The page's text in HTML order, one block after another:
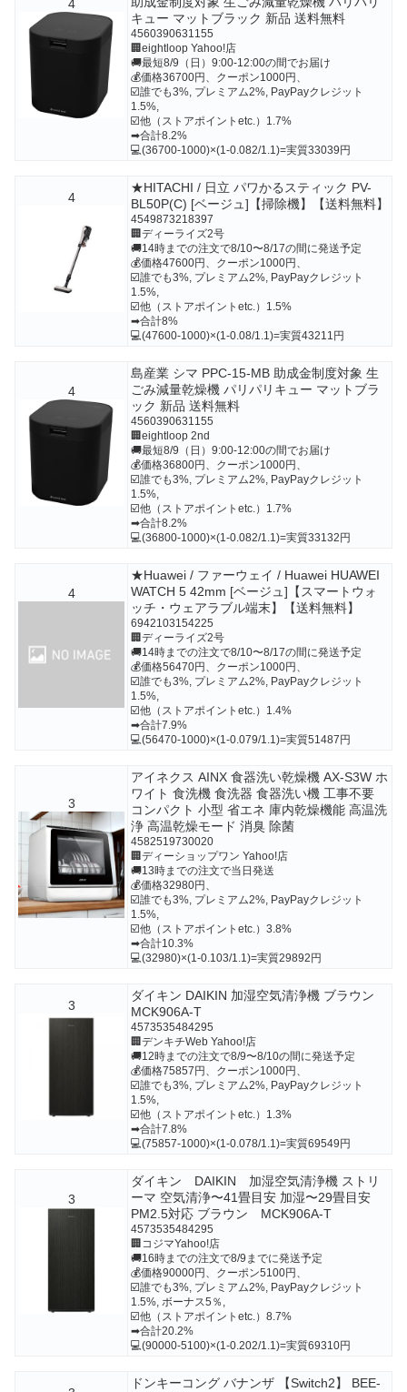
4
キュー マットブラック 新品 送料無料
4560390631155
🏢eightloop Yahoo!店
🚚最短8/9（日）9:00-12:00の間でお届け
💰価格36700円、クーポン1000円、
☑️誰でも3%, プレミアム2%, PayPayクレジット
1.5%,
☑️他（ストアポイントetc.）1.7%
➡合計8.2%
💻(36700-1000)×(1-0.082/1.1)=実質33039円
4
★HITACHI / 日立 パワかるスティック PV-
BL50P(C) [ベージュ]【掃除機】【送料無料】
4549873218397
🏢ディーライズ2号
🚚14時までの注文で8/10〜8/17の間に発送予定
💰価格47600円、クーポン1000円、
☑️誰でも3%, プレミアム2%, PayPayクレジット
1.5%,
☑️他（ストアポイントetc.）1.5%
➡合計8%
💻(47600-1000)×(1-0.08/1.1)=実質43211円
4
島産業 シマ PPC-15-MB 助成金制度対象 生
ごみ減量乾燥機 パリパリキュー マットブラ
ック 新品 送料無料
4560390631155
🏢eightloop 2nd
🚚最短8/9（日）9:00-12:00の間でお届け
💰価格36800円、クーポン1000円、
☑️誰でも3%, プレミアム2%, PayPayクレジット
1.5%,
☑️他（ストアポイントetc.）1.7%
➡合計8.2%
💻(36800-1000)×(1-0.082/1.1)=実質33132円
4
★Huawei / ファーウェイ / Huawei HUAWEI
WATCH 5 42mm [ベージュ]【スマートウォ
ッチ・ウェアラブル端末】【送料無料】
6942103154225
🏢ディーライズ2号
🚚14時までの注文で8/10〜8/17の間に発送予定
💰価格56470円、クーポン1000円、
☑️誰でも3%, プレミアム2%, PayPayクレジット
1.5%,
☑️他（ストアポイントetc.）1.4%
➡合計7.9%
💻(56470-1000)×(1-0.079/1.1)=実質51487円
3
アイネクス AINX 食器洗い乾燥機 AX-S3W ホ
ワイト 食洗機 食洗器 食器洗い機 工事不要
コンパクト 小型 省エネ 庫内乾燥機能 高温洗
浄 高温乾燥モード 消臭 除菌
4582519730020
🏢ディーショップワン Yahoo!店
🚚13時までの注文で当日発送
💰価格32980円、
☑️誰でも3%, プレミアム2%, PayPayクレジット
1.5%,
☑️他（ストアポイントetc.）3.8%
➡合計10.3%
💻(32980)×(1-0.103/1.1)=実質29892円
3
ダイキン DAIKIN 加湿空気清浄機 ブラウン
MCK906A-T
4573535484295
🏢デンキチWeb Yahoo!店
🚚12時までの注文で8/9〜8/10の間に発送予定
💰価格75857円、クーポン1000円、
☑️誰でも3%, プレミアム2%, PayPayクレジット
1.5%,
☑️他（ストアポイントetc.）1.3%
➡合計7.8%
💻(75857-1000)×(1-0.078/1.1)=実質69549円
3
ダイキン DAIKIN 加湿空気清浄機 ストリ
ーマ 空気清浄〜41畳目安 加湿〜29畳目安
PM2.5対応 ブラウン MCK906A-T
4573535484295
🏢コジマYahoo!店
🚚16時までの注文で8/9までに発送予定
💰価格90000円、クーポン5100円、
☑️誰でも3%, プレミアム2%, PayPayクレジット
1.5%, ボーナス5％,
☑️他（ストアポイントetc.）8.7%
➡合計20.2%
💻(90000-5100)×(1-0.202/1.1)=実質69310円
ドンキーコング バナンザ 【Switch2】 BEE-